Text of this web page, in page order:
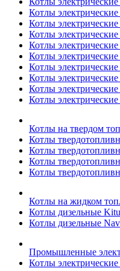
Котлы
Котлы
Котлы
Котлы
Котлы
Котлы
Котлы
Котлы
Котлы
Котлы на твердом
Котлы
Котлы
Котлы
Котлы
Котлы на жидком
Котлы дизельные
Котлы дизельные
Промышленные
Котлы